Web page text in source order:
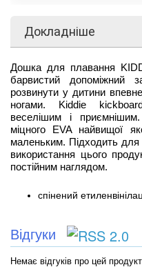
Докладніше
Дошка для плавання
барвистий допоміжний
розвинути у дитини
ногами. Kiddie
веселішим і
міцного EVA найвищої
маленьким. Підходить для
використання цього
постійним наглядом.
спінений
Відгуки
Немає відгуків про цей продукт